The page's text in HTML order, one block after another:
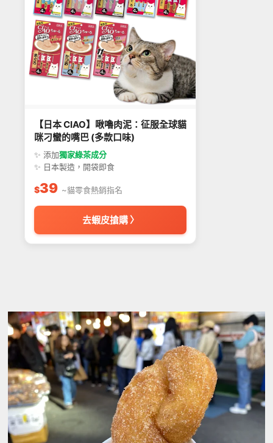
【日本 CIAO】啾嚕肉泥：征服全球貓
咪刁蠻的嘴巴 (多款口味)
✨ 添加獨家綠茶成分
✨ 日本製造，開袋即食
$39 ~貓零食熱銷指名
去蝦皮搶購 〉